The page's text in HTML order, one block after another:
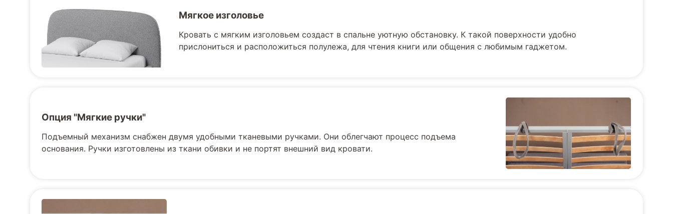
Мягкое изголовье
Кровать с мягким изголовьем создаст в спальне уютную обстановку. К такой поверхности удобно
прислониться и расположиться полулежа, для чтения книги или общения с любимым гаджетом.
Опция "Мягкие ручки"
Подъемный механизм снабжен двумя удобными тканевыми ручками. Они облегчают процесс подъема
основания. Ручки изготовлены из ткани обивки и не портят внешний вид кровати.